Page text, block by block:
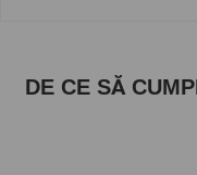
DE CE SĂ